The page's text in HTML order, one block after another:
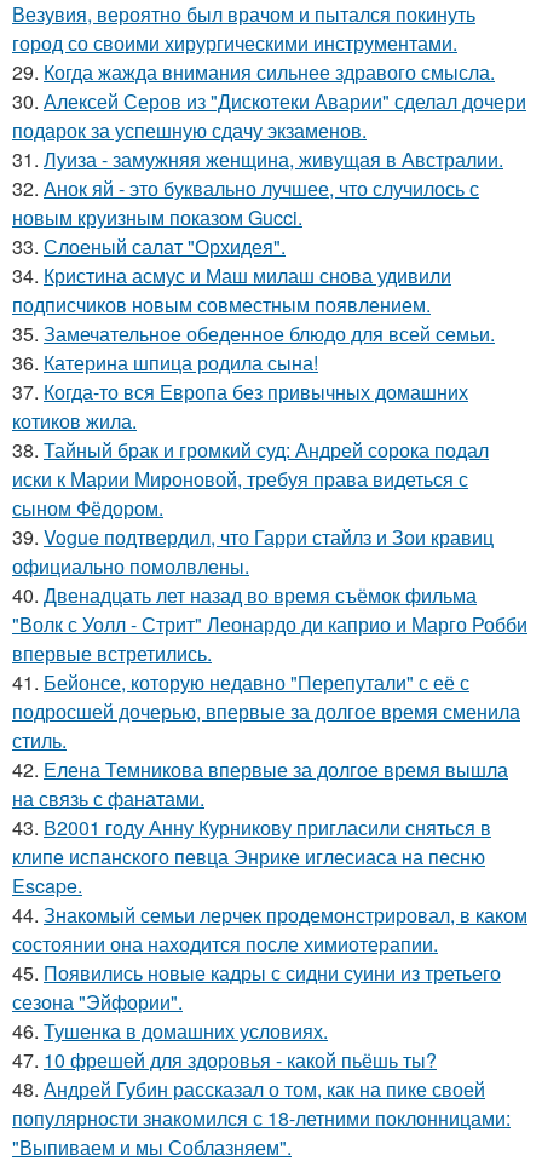
Везувия, вероятно был врачом и пытался покинуть
город со своими хирургическими инструментами.
29. Когда жажда внимания сильнее здравого смысла.
30. Алексей Серов из "Дискотеки Аварии" сделал дочери
подарок за успешную сдачу экзаменов.
31. Луиза - замужняя женщина, живущая в Австралии.
32. Анок яй - это буквально лучшее, что случилось с
новым круизным показом Gucci.
33. Слоеный салат "Орхидея".
34. Кристина асмус и Маш милаш снова удивили
подписчиков новым совместным появлением.
35. Замечательное обеденное блюдо для всей семьи.
36. Катерина шпица родила сына!
37. Когда-то вся Европа без привычных домашних
котиков жила.
38. Тайный брак и громкий суд: Андрей сорока подал
иски к Марии Мироновой, требуя права видеться с
сыном Фёдором.
39. Vogue подтвердил, что Гарри стайлз и Зои кравиц
официально помолвлены.
40. Двенадцать лет назад во время съёмок фильма
"Волк с Уолл - Стрит" Леонардо ди каприо и Марго Робби
впервые встретились.
41. Бейонсе, которую недавно "Перепутали" с её с
подросшей дочерью, впервые за долгое время сменила
стиль.
42. Елена Темникова впервые за долгое время вышла
на связь с фанатами.
43. В2001 году Анну Курникову пригласили сняться в
клипе испанского певца Энрике иглесиаса на песню
Escape.
44. Знакомый семьи лерчек продемонстрировал, в каком
состоянии она находится после химиотерапии.
45. Появились новые кадры с сидни суини из третьего
сезона "Эйфории".
46. Тушенка в домашних условиях.
47. 10 фрешей для здоровья - какой пьёшь ты?
48. Андрей Губин рассказал о том, как на пике своей
популярности знакомился с 18-летними поклонницами:
"Выпиваем и мы Соблазняем".